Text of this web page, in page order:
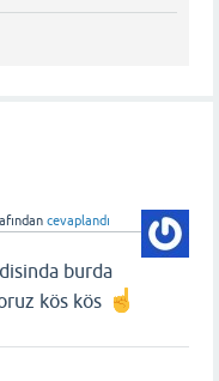
cevaplandı
burda
kös kös